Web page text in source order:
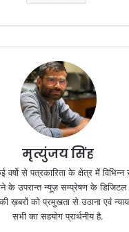
मृत्युंजय सिंह
से पत्रकारिता के क्षेत्र में विभिन्न
के उपरान्त न्यूज़ सम्प्रेषण के
ख़बरों को प्रमुखता से उठाना एवं
सभी का सहयोग प्रार्थनीय है.